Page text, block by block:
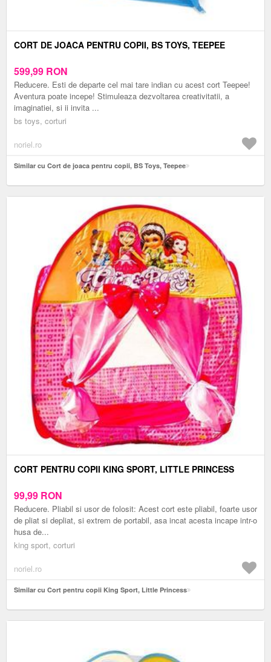
CORT DE JOACA PENTRU COPII, BS TOYS, TEEPEE
599,99 RON
Reducere. Esti de departe cel mai tare indian cu acest cort Teepee!
Aventura poate incepe! Stimuleaza dezvoltarea creativitatii, a
imaginatiei, si ii invita ...
bs toys, corturi
noriel.ro
Similar cu Cort de joaca pentru copii, BS Toys, Teepee
CORT PENTRU COPII KING SPORT, LITTLE PRINCESS
99,99 RON
Reducere. Pliabil si usor de folosit: Acest cort este pliabil, foarte usor
de pliat si depliat, si extrem de portabil, asa incat acesta incape intr-o
husa de...
king sport, corturi
noriel.ro
Similar cu Cort pentru copii King Sport, Little Princess